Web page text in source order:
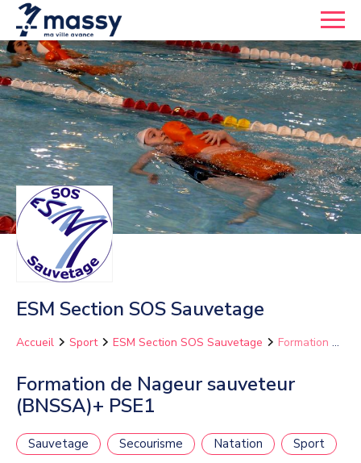
ESM Section SOS Sauvetage
Accueil Sport ESM Section SOS Sauvetage
Formation de
Formation de Nageur sauveteur
(BNSSA)+ PSE1
Sauvetage Secourisme Natation Sport